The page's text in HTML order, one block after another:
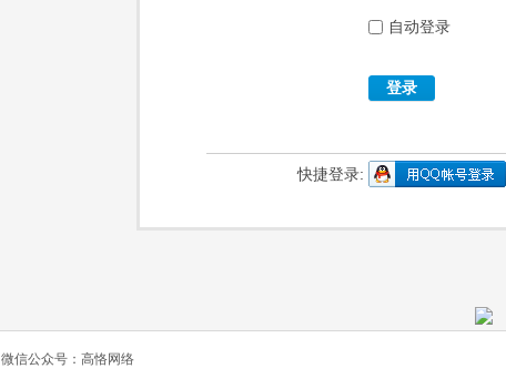
自动登录
登录
快捷登录:
微信公众号：高恪网络